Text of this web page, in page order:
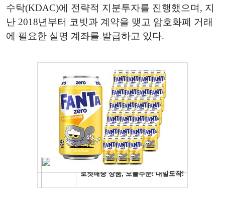
수탁(KDAC)에 전략적 지분투자를 진행했으며, 지
난 2018년부터 코빗과 계약을 맺고 암호화폐 거래
에 필요한 실명 계좌를 발급하고 있다.